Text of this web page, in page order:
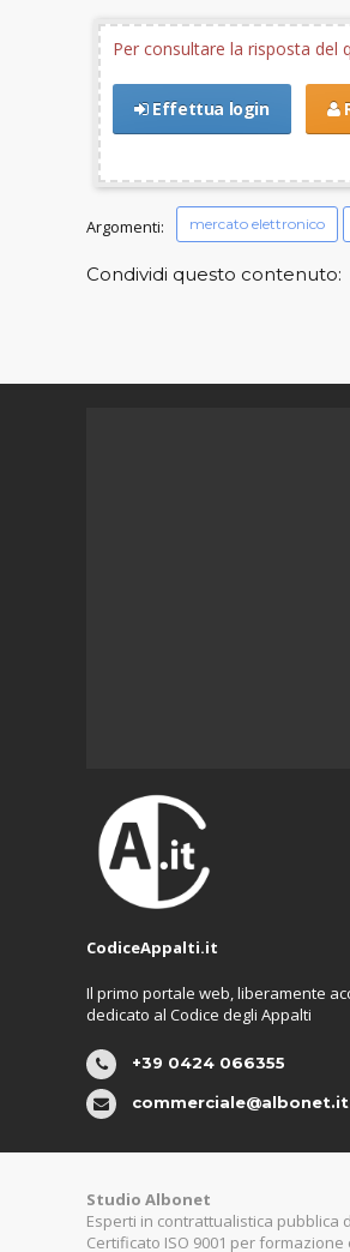
Per consultare la risposta del
Effettua login
Argomenti: mercato elettronico
Condividi questo contenuto:
CodiceAppalti.it
Il primo portale web, liberamente
dedicato al Codice degli Appalti
+39 0424 066355
commerciale@albonet.it
Studio Albonet
Esperti in contrattualistica pubblica
Certificato ISO 9001 per